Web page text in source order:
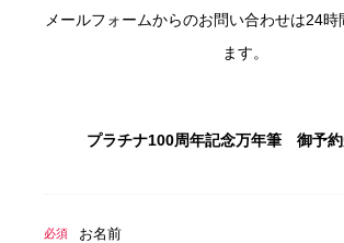
メールフォームからのお問い合わせは24時
ます。
プラチナ100周年記念万年筆 御予約
必須 お名前